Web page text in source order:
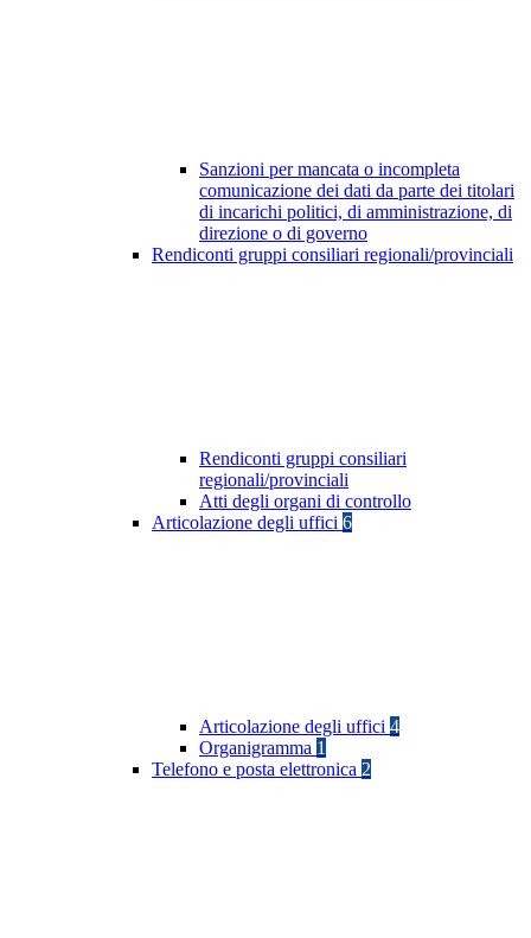
Sanzioni per mancata o incompleta
comunicazione dei dati da parte dei titolari
di incarichi politici, di amministrazione, di
direzione o di governo
Rendiconti gruppi consiliari regionali/provinciali
Rendiconti gruppi consiliari
regionali/provinciali
Atti degli organi di controllo
Articolazione degli uffici 6
Articolazione degli uffici 4
Organigramma 1
Telefono e posta elettronica 2